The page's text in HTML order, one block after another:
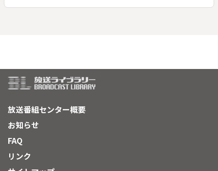
放送番組センター概要
お知らせ
FAQ
リンク